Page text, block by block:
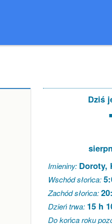
Dziś
Imieniny: Doroty,
Wschód słońca:
Zachód słońca:
Dzień trwa: 15 h
Do końca roku